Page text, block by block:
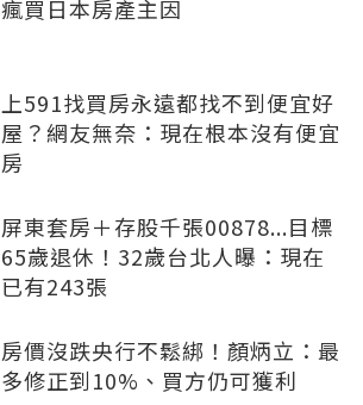
瘋買日本房產主因
上591找買房永遠都找不到便宜好
屋？網友無奈：現在根本沒有便宜
房
屏東套房＋存股千張00878...目標
65歲退休！32歲台北人曝：現在
已有243張
房價沒跌央行不鬆綁！顏炳立：最
多修正到10%、買方仍可獲利